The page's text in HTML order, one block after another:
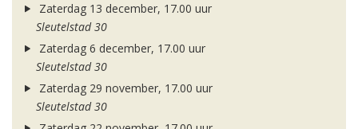
Zaterdag 13 december, 17.00 uur
Sleutelstad 30
Zaterdag 6 december, 17.00 uur
Sleutelstad 30
Zaterdag 29 november, 17.00 uur
Sleutelstad 30